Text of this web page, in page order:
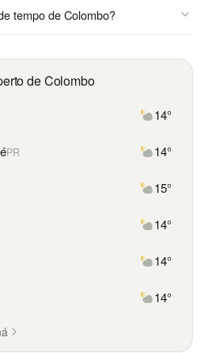
tempo de Colombo?
de Colombo
14°
PR 14°
15°
14°
14°
14°